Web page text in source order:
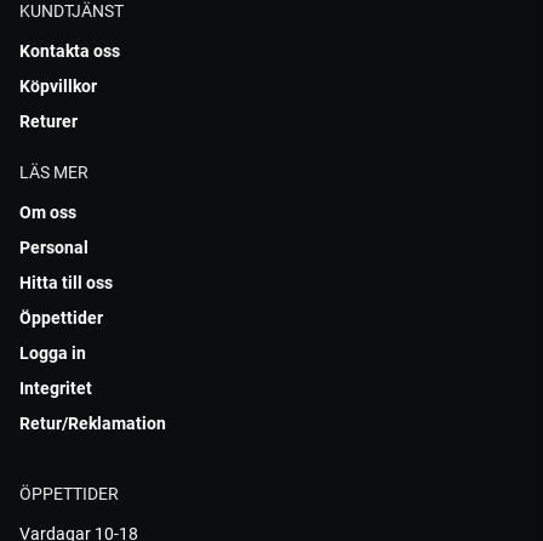
KUNDTJÄNST
Kontakta oss
Köpvillkor
Returer
LÄS MER
Om oss
Personal
Hitta till oss
Öppettider
Logga in
Integritet
Retur/Reklamation
ÖPPETTIDER
Vardagar 10-18